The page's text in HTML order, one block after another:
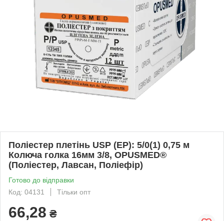
Поліестер плетінь USP (EP): 5/0(1) 0,75 м
Колюча голка 16мм 3/8, OPUSMED®
(Поліестер, Лавсан, Поліефір)
Готово до відправки
Код: 04131
Тільки опт
66,28 ₴